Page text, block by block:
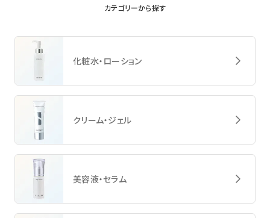
カテゴリーから探す
化粧水・ローション
クリーム・ジェル
美容液・セラム